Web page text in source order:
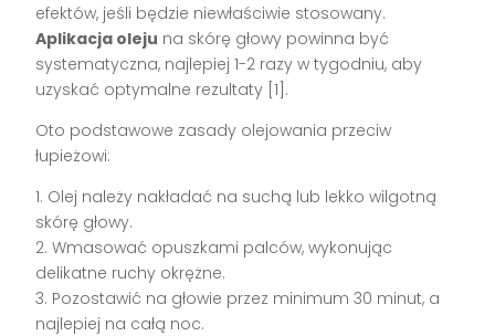
efektów, jeśli będzie niewłaściwie stosowany.
Aplikacja oleju na skórę głowy powinna być
systematyczna, najlepiej 1-2 razy w tygodniu, aby
uzyskać optymalne rezultaty [1].
Oto podstawowe zasady olejowania przeciw
łupieżowi:
1. Olej należy nakładać na suchą lub lekko wilgotną
skórę głowy.
2. Wmasować opuszkami palców, wykonując
delikatne ruchy okrężne.
3. Pozostawić na głowie przez minimum 30 minut, a
najlepiej na całą noc.